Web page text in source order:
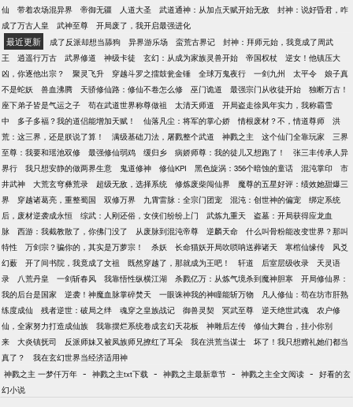
仙
带着农场混异界 帝御无疆 人道大圣 武道通神：从加点天赋开始无敌
封神：说好昏君，咋
成了万古人皇
武神至尊 开局废了，我开启最强进化
最近更新 成了反派却想当舔狗 异界游乐场 蛮荒古界记
封神：拜师元始，我竟成了周武
王
逍遥行万古 武界修道 神级卡徒 玄幻：从成为家族灵兽开始 帝国权杖
逆女！他镇压大
凶，你逐他出宗？
聚灵飞升 穿越斗罗之擂鼓瓮金锤 全球万鬼夜行 一剑九州 太平令
娘子真
不是蛇妖
兽血沸腾 天骄修仙路：修仙不卷怎么修 巫门诡道 最强宗门从收徒开始
独断万古！
座下弟子皆是气运之子
苟在武道世界称尊做祖 太清天师道
开局盗走徐凤年实力，我称霸雪
中
多子多福？我的道侣能增加天赋！ 仙落凡尘：将军的掌心娇 情根废材？不，情道尊师
洪
荒：这三界，还是朕说了算！
满级基础刀法，屠戮整个武道 神戮之主 这个仙门全靠玩家
三界
至尊：我要和瑶池双修
最强修仙弱鸡 缓归乡 病娇师尊：我的徒儿又想跑了！
张三丰传承人异
界行
我只想安静的做两界生意 鬼道修神 修仙KPI 黑色旋涡：356个暗蚀的童话 混沌掌印
市
井武神
大荒玄穹彝荒录 超级无敌，选择系统 修炼废柴闯仙界
魔尊的五星好评：绩效她甜爆三
界
穿越诸葛亮，重整蜀国 双修万界 九霄雷脉：全宗门团宠 混沌：创世神的偏宠
绑定系统
后，废材逆袭成永恒
综武：人刚还俗，女侠们纷纷上门 武炼九重天
盗墓：开局获得应龙血
脉
西游：我截教散了，你佛门没了 从废脉到混沌帝尊 逆麟天命
什么叫骨粉能改变世界？那叫
特性
万剑宗？骗你的，其实是万萝宗！ 杀妖 长命猫妖开局吹唢呐送葬诸天 寒棺仙缘传
风爻
幻薮
开了间书院，我竟成了文祖 既然穿越了，那就成为王吧！ 轩道 后室层级收录
天灵语
录
八荒丹皇 一剑斩春风 我靠悟性纵横江湖 杀戮亿万：从炼气境杀到魔神胆寒
开局修仙界：
我的后台是国家
逆袭！神魔血脉掌碎焚天 一眼诛神我的神瞳能斩万物
凡人修仙：苟在坊市肝熟
练度成仙
残者逆世：破局之绊 魂穿之皇族战记 御兽灵契 冥武至尊 逆天绝世武魂
农户修
仙，全家努力打造成仙族
我靠摆烂系统卷成玄幻天花板 神雕后左传
修仙大舞台，挂小你别
来
大炎镇抚司 反派师妹又被凤族师兄撩红了耳朵 我在洪荒当谋士
坏了！我只想赠礼她们都当
真了？
我在玄幻世界当经济适用神
神戮之主 一梦仟万年 - 神戮之主txt下载 - 神戮之主最新章节 - 神戮之主全文阅读 - 好看的玄
幻小说